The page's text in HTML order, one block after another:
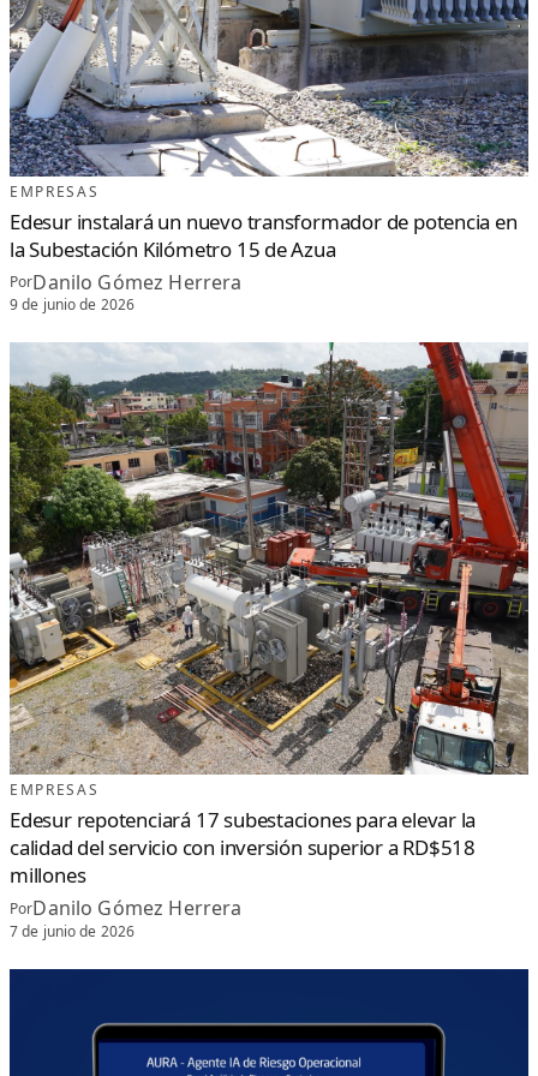
I
S
T
Ó
B
A
L
EMPRESAS
Edesur instalará un nuevo transformador de potencia en
la Subestación Kilómetro 15 de Azua
PorDanilo Gómez Herrera
9 de junio de 2026
EMPRESAS
Edesur repotenciará 17 subestaciones para elevar la
calidad del servicio con inversión superior a RD$518
millones
PorDanilo Gómez Herrera
7 de junio de 2026